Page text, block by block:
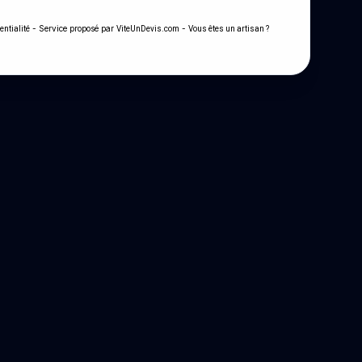
- Service proposé par ViteUnDevis.com - Vous êtes un artisan ?